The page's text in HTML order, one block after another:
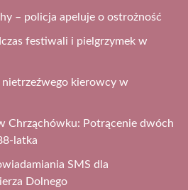
– policja apeluje o ostrożność
festiwali i pielgrzymek w
kierowcy w
Chrząchówku: Potrącenie dwóch
latka
SMS dla
Dolnego